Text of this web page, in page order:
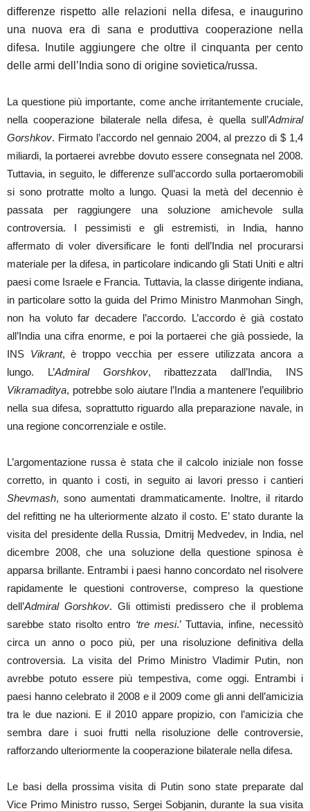
differenze rispetto alle relazioni nella difesa, e inaugurino
una nuova era di sana e produttiva cooperazione nella
difesa. Inutile aggiungere che oltre il cinquanta per cento
delle armi dell’India sono di origine sovietica/russa.
La questione più importante, come anche irritantemente cruciale,
nella cooperazione bilaterale nella difesa, è quella sull’Admiral
Gorshkov. Firmato l’accordo nel gennaio 2004, al prezzo di $ 1,4
miliardi, la portaerei avrebbe dovuto essere consegnata nel 2008.
Tuttavia, in seguito, le differenze sull’accordo sulla portaeromobili
si sono protratte molto a lungo. Quasi la metà del decennio è
passata per raggiungere una soluzione amichevole sulla
controversia. I pessimisti e gli estremisti, in India, hanno
affermato di voler diversificare le fonti dell’India nel procurarsi
materiale per la difesa, in particolare indicando gli Stati Uniti e altri
paesi come Israele e Francia. Tuttavia, la classe dirigente indiana,
in particolare sotto la guida del Primo Ministro Manmohan Singh,
non ha voluto far decadere l’accordo. L’accordo è già costato
all’India una cifra enorme, e poi la portaerei che già possiede, la
INS Vikrant, è troppo vecchia per essere utilizzata ancora a
lungo. L’Admiral Gorshkov, ribattezzata dall’India, INS
Vikramaditya, potrebbe solo aiutare l’India a mantenere l’equilibrio
nella sua difesa, soprattutto riguardo alla preparazione navale, in
una regione concorrenziale e ostile.
L’argomentazione russa è stata che il calcolo iniziale non fosse
corretto, in quanto i costi, in seguito ai lavori presso i cantieri
Shevmash, sono aumentati drammaticamente. Inoltre, il ritardo
del refitting ne ha ulteriormente alzato il costo. E’ stato durante la
visita del presidente della Russia, Dmitrij Medvedev, in India, nel
dicembre 2008, che una soluzione della questione spinosa è
apparsa brillante. Entrambi i paesi hanno concordato nel risolvere
rapidamente le questioni controverse, compreso la questione
dell’Admiral Gorshkov. Gli ottimisti predissero che il problema
sarebbe stato risolto entro ‘tre mesi.’ Tuttavia, infine, necessitò
circa un anno o poco più, per una risoluzione definitiva della
controversia. La visita del Primo Ministro Vladimir Putin, non
avrebbe potuto essere più tempestiva, come oggi. Entrambi i
paesi hanno celebrato il 2008 e il 2009 come gli anni dell’amicizia
tra le due nazioni. E il 2010 appare propizio, con l’amicizia che
sembra dare i suoi frutti nella risoluzione delle controversie,
rafforzando ulteriormente la cooperazione bilaterale nella difesa.
Le basi della prossima visita di Putin sono state preparate dal
Vice Primo Ministro russo, Sergei Sobjanin, durante la sua visita